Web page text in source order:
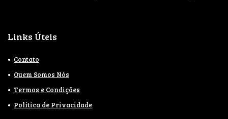
Links Úteis
Contato
Quem Somos Nós
Termos e Condições
Política de Privacidade